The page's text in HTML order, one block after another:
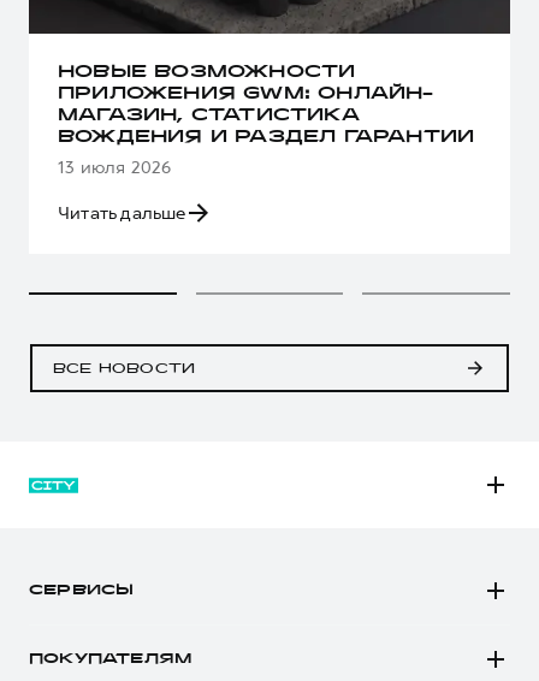
НОВЫЕ ВОЗМОЖНОСТИ
ПРИЛОЖЕНИЯ GWM: ОНЛАЙН-
МАГАЗИН, СТАТИСТИКА
ВОЖДЕНИЯ И РАЗДЕЛ ГАРАНТИИ
13 июля 2026
Читать дальше
ВСЕ НОВОСТИ
СЕРВИСЫ
ПОКУПАТЕЛЯМ